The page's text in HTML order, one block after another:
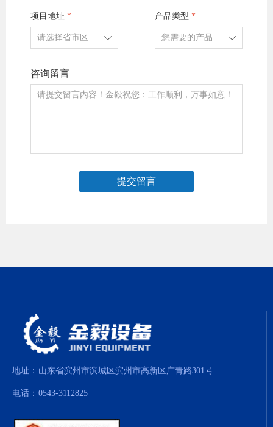
项目地址 *
ꄳ
产品类型 *
ꄳ
咨询留言
提交留言
地址： 山东省滨州市滨城区滨州市高新区广青路301号
电话： 0543-3112825